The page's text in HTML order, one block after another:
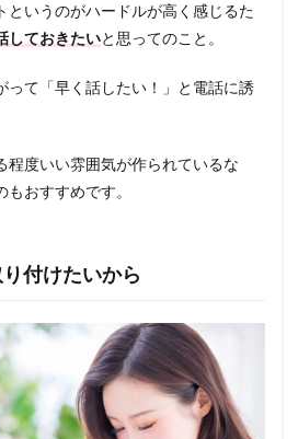
というのがハードルが高く感じるた
しておきたいと思ってのこと。
って「早く話したい！」と電話に誘
程度いい雰囲気が作られているな
おすすめです。
付けたいから